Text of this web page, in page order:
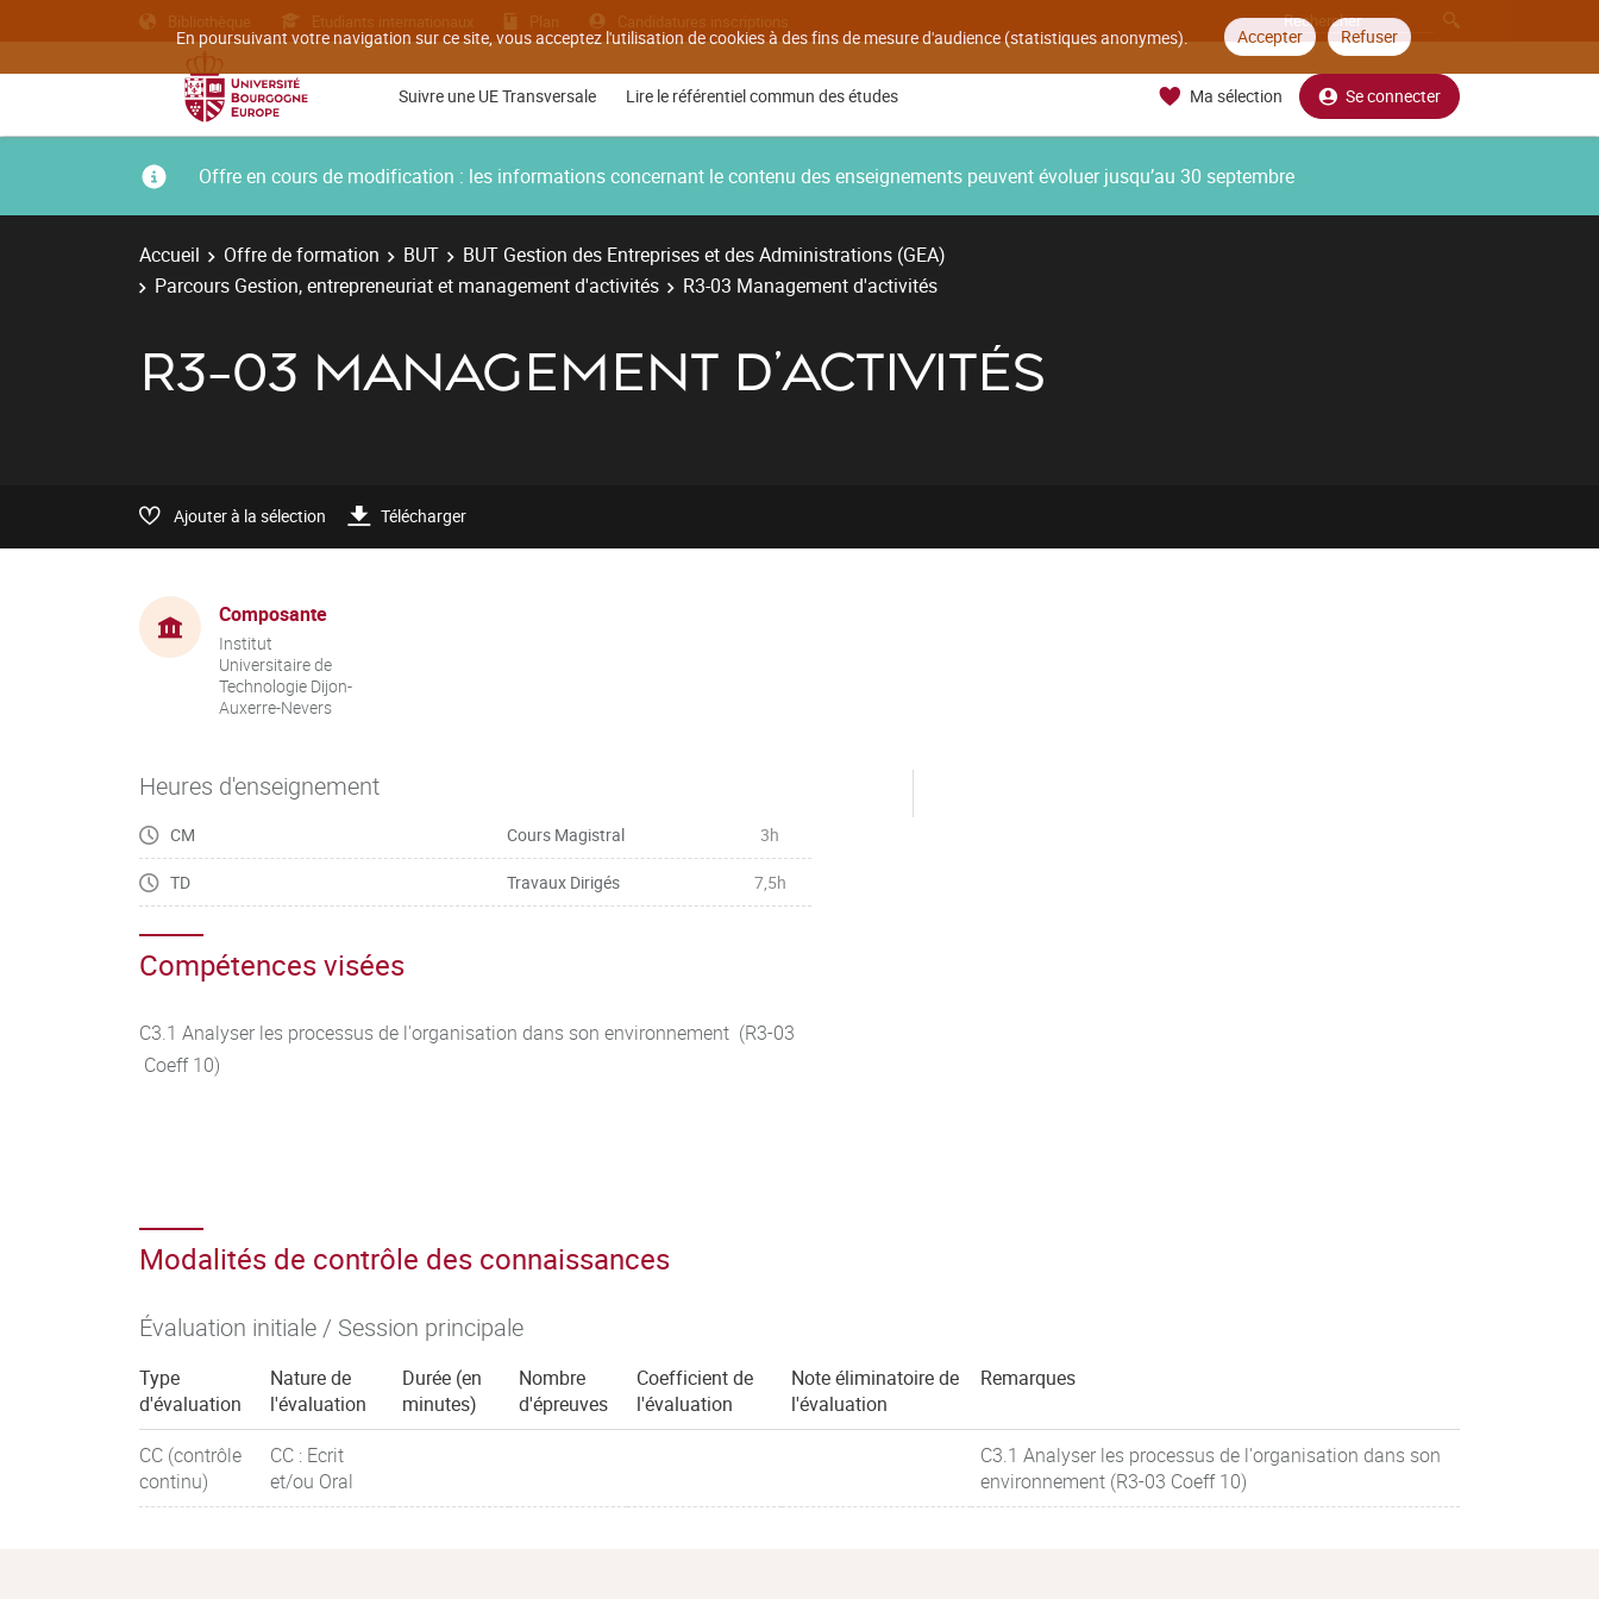
En poursuivant votre navigation sur ce site, vous acceptez l'utilisation de cookies à des fins de mesure d'audience (statistiques anonymes). Accepter Refuser
Bibliothèque Etudiants internationaux Plan Candidatures inscriptions
Suivre une UE Transversale Lire le référentiel commun des études Ma sélection Se connecter
Offre en cours de modification : les informations concernant le contenu des enseignements peuvent évoluer jusqu’au 30 septembre
Accueil Offre de formation BUT
BUT Gestion des Entreprises et des Administrations (GEA)
Parcours Gestion, entrepreneuriat et management d'activités
R3-03 Management d'activités
R3-03 MANAGEMENT D'ACTIVITÉS
Ajouter à la sélection Télécharger
Composante
Institut
Universitaire de
Technologie Dijon-
Auxerre-Nevers
Heures d'enseignement
CM Cours Magistral 3h
TD Travaux Dirigés 7,5h
Compétences visées
C3.1 Analyser les processus de l'organisation dans son environnement (R3-03
Coeff 10)
Modalités de contrôle des connaissances
Évaluation initiale / Session principale
Type
d'évaluation
Nature de
l'évaluation
Durée (en
minutes)
Nombre
d'épreuves
Coefficient de
l'évaluation
Note éliminatoire de
l'évaluation
Remarques
CC (contrôle
continu)
CC : Ecrit
et/ou Oral
C3.1 Analyser les processus de l'organisation dans son
environnement (R3-03 Coeff 10)